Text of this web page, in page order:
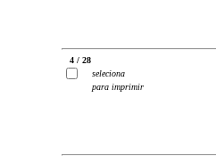
4 / 28
seleciona
para imprimir